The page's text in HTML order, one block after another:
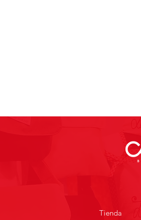
Tienda